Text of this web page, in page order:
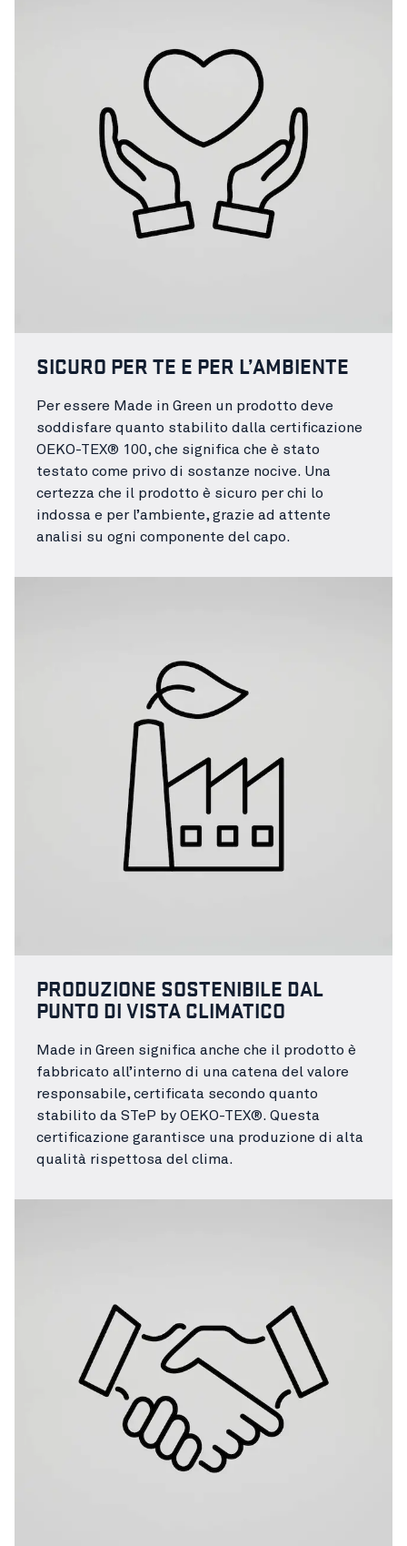
SICURO PER TE E PER L’AMBIENTE
Per essere Made in Green un prodotto deve
soddisfare quanto stabilito dalla certificazione
OEKO-TEX® 100, che significa che è stato
testato come privo di sostanze nocive. Una
certezza che il prodotto è sicuro per chi lo
indossa e per l’ambiente, grazie ad attente
analisi su ogni componente del capo.
PRODUZIONE SOSTENIBILE DAL
PUNTO DI VISTA CLIMATICO
Made in Green significa anche che il prodotto è
fabbricato all’interno di una catena del valore
responsabile, certificata secondo quanto
stabilito da STeP by OEKO-TEX®. Questa
certificazione garantisce una produzione di alta
qualità rispettosa del clima.